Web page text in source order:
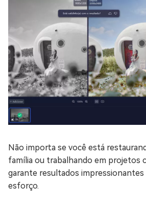
Não importa se você está
família ou trabalhando em projetos
garante resultados
esforço.